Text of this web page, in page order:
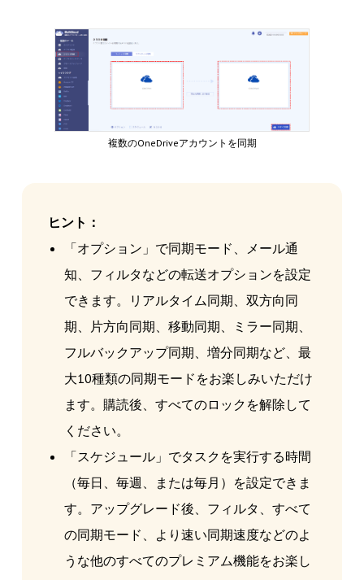
複数のOneDriveアカウントを同期
ヒント：
「オプション」で同期モード、メール通
知、フィルタなどの転送オプションを設定
できます。リアルタイム同期、双方向同
期、片方向同期、移動同期、ミラー同期、
フルバックアップ同期、増分同期など、最
大10種類の同期モードをお楽しみいただけ
ます。購読後、すべてのロックを解除して
ください。
「スケジュール」でタスクを実行する時間
（毎日、毎週、または毎月）を設定できま
す。アップグレード後、フィルタ、すべて
の同期モード、より速い同期速度などのよ
うな他のすべてのプレミアム機能をお楽し